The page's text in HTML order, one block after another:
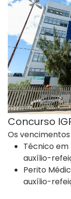
Concurso
Os
Técnico em
auxílio-
Perito
auxílio-